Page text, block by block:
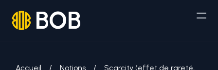
BOB
Accueil / Notions /
Scarcity (effet de rareté,